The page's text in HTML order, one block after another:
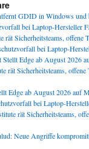
GDID in Windows und
bei Laptop-Hersteller
rät Sicherheitsteams, offene
bei Laptop-
Edge ab August 2026
rät Sicherheitsteams,
Edge ab August 2026 auf
bei Laptop-
rät Sicherheitsteams,
Neue Angriffe